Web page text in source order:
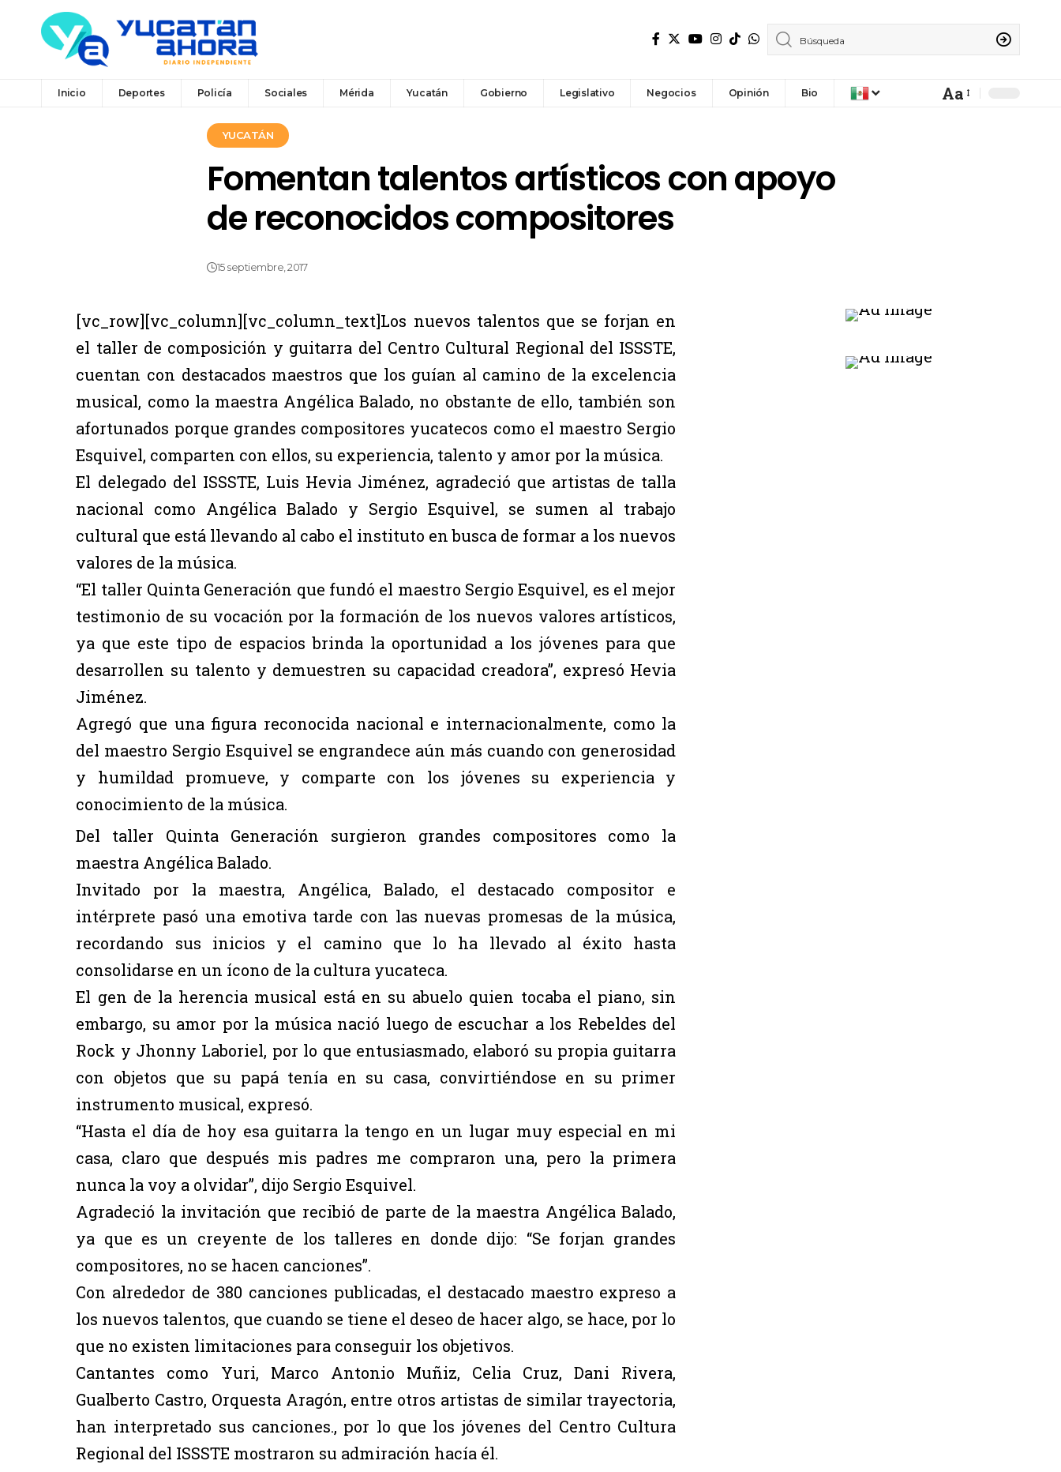
Inicio Deportes Policía Sociales Mérida Yucatán Gobierno Legislativo Negocios Opinión Bio Aa
YUCATÁN
Fomentan talentos artísticos con apoyo
de reconocidos compositores
15 septiembre, 2017
[vc_row][vc_column][vc_column_text]Los nuevos talentos que se forjan en
el taller de composición y guitarra del Centro Cultural Regional del ISSSTE,
cuentan con destacados maestros que los guían al camino de la excelencia
musical, como la maestra Angélica Balado, no obstante de ello, también son
afortunados porque grandes compositores yucatecos como el maestro Sergio
Esquivel, comparten con ellos, su experiencia, talento y amor por la música.
El delegado del ISSSTE, Luis Hevia Jiménez, agradeció que artistas de talla
nacional como Angélica Balado y Sergio Esquivel, se sumen al trabajo
cultural que está llevando al cabo el instituto en busca de formar a los nuevos
valores de la música.
“El taller Quinta Generación que fundó el maestro Sergio Esquivel, es el mejor
testimonio de su vocación por la formación de los nuevos valores artísticos,
ya que este tipo de espacios brinda la oportunidad a los jóvenes para que
desarrollen su talento y demuestren su capacidad creadora”, expresó Hevia
Jiménez.
Agregó que una figura reconocida nacional e internacionalmente, como la
del maestro Sergio Esquivel se engrandece aún más cuando con generosidad
y humildad promueve, y comparte con los jóvenes su experiencia y
conocimiento de la música.
Del taller Quinta Generación surgieron grandes compositores como la
maestra Angélica Balado.
Invitado por la maestra, Angélica, Balado, el destacado compositor e
intérprete pasó una emotiva tarde con las nuevas promesas de la música,
recordando sus inicios y el camino que lo ha llevado al éxito hasta
consolidarse en un ícono de la cultura yucateca.
El gen de la herencia musical está en su abuelo quien tocaba el piano, sin
embargo, su amor por la música nació luego de escuchar a los Rebeldes del
Rock y Jhonny Laboriel, por lo que entusiasmado, elaboró su propia guitarra
con objetos que su papá tenía en su casa, convirtiéndose en su primer
instrumento musical, expresó.
“Hasta el día de hoy esa guitarra la tengo en un lugar muy especial en mi
casa, claro que después mis padres me compraron una, pero la primera
nunca la voy a olvidar”, dijo Sergio Esquivel.
Agradeció la invitación que recibió de parte de la maestra Angélica Balado,
ya que es un creyente de los talleres en donde dijo: “Se forjan grandes
compositores, no se hacen canciones”.
Con alrededor de 380 canciones publicadas, el destacado maestro expreso a
los nuevos talentos, que cuando se tiene el deseo de hacer algo, se hace, por lo
que no existen limitaciones para conseguir los objetivos.
Cantantes como Yuri, Marco Antonio Muñiz, Celia Cruz, Dani Rivera,
Gualberto Castro, Orquesta Aragón, entre otros artistas de similar trayectoria,
han interpretado sus canciones., por lo que los jóvenes del Centro Cultura
Regional del ISSSTE mostraron su admiración hacía él.